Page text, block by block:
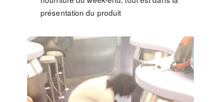
présentation du produit